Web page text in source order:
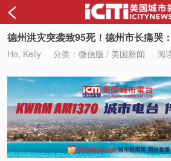
<
德州洪灾突袭致95死！德州市长痛哭
Ho, Kelly 分类： 微信版 / 美国新闻 阅